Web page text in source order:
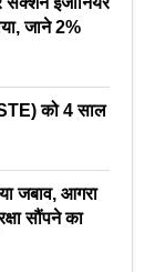
जाने 2%
को 4 साल
जबाव, आगरा
सौंपने का